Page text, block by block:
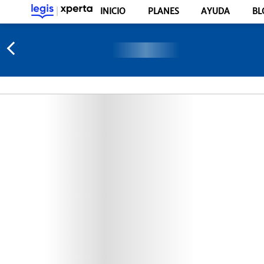
INICIO PLANES AYUDA